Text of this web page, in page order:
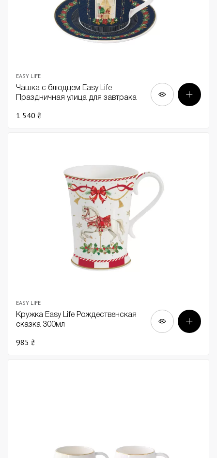
EASY LIFE
Чашка с блюдцем Easy Life
Праздничная улица для завтрака
1 540 ₴
EASY LIFE
Кружка Easy Life Рождественская
сказка 300мл
985 ₴